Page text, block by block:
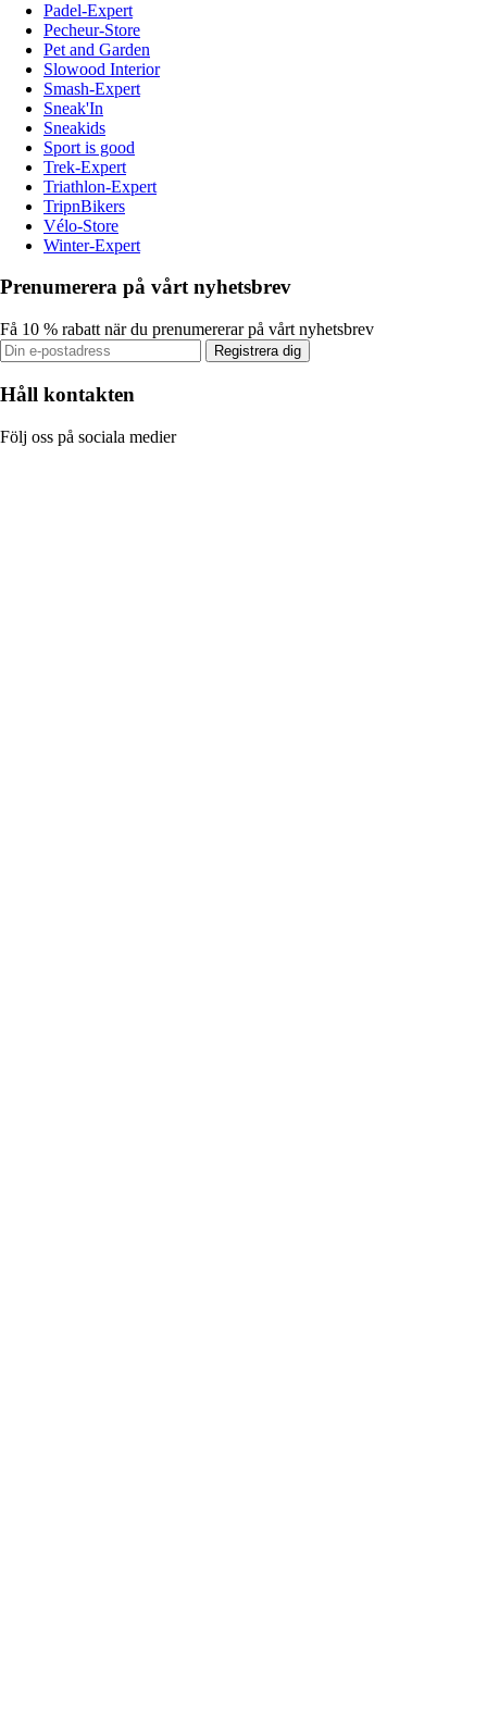
Padel-Expert
Pecheur-Store
Pet and Garden
Slowood Interior
Smash-Expert
Sneak'In
Sneakids
Sport is good
Trek-Expert
Triathlon-Expert
TripnBikers
Vélo-Store
Winter-Expert
Prenumerera på vårt nyhetsbrev
Få 10 % rabatt när du prenumererar på vårt nyhetsbrev
Registrera dig
Håll kontakten
Följ oss på sociala medier